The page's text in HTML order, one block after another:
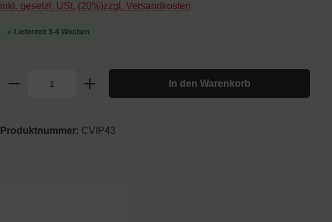
inkl. gesetzl. USt. (20%)zzgl. Versandkosten
Lieferzeit 3-4 Wochen
In den Warenkorb
Produktnummer: CVIP43